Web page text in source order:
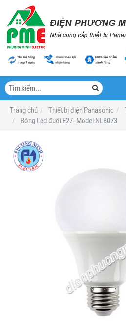
Trang chủ
Thiết bị điện Panasonic
Bóng Led đuôi E27- Model NLB073